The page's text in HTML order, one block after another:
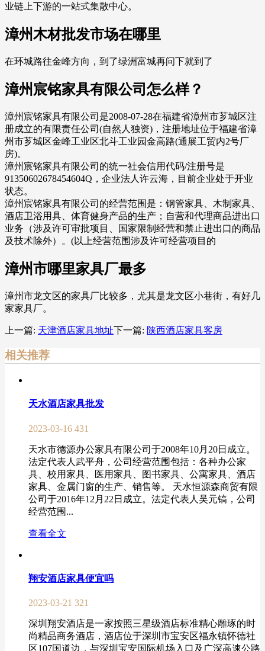
业链上下游的一站式集散中心。
漳州木材批发市场在哪里
在环城路往金峰方向，到了绿洲富城再问下就到了
漳州宸铭家具有限公司怎么样？
漳州宸铭家具有限公司是2008-07-28在福建省漳州市芗城区注
册成立的有限责任公司(自然人独资)，注册地址位于福建省漳
州市芗城区金峰工业区北斗工业园金高路(通展工贸内2号厂
房)。
漳州宸铭家具有限公司的统一社会信用代码/注册号是
91350602678454604Q，企业法人许云海，目前企业处于开业
状态。
漳州宸铭家具有限公司的经营范围是：钢管家具、木制家具、
酒店卫浴用具、体育健身产品的生产；自营和代理商品进出口
业务（涉及许可审批项目、国家限制经营和禁止进出口的商品
及技术除外）。(以上经营范围涉及许可经营项目的
漳州市哪里家具厂最多
漳州市龙文区的家具厂比较多，尤其是龙文区小巷街，有好几
家家具厂。
上一篇: 天津酒店家具地址下一篇: 陕西酒店家具客房
相关推荐
天水酒店家具批发
2023-03-16 431
天水市德源办公家具有限公司于2008年10月20日成立。
法定代表人武平舟，公司经营范围包括：各种办公家
具、校用家具、医用家具、图书家具、公寓家具、酒店
家具、金属门窗的生产、销售等。 天水恒源森商贸有限
公司于2016年12月22日成立。法定代表人吴元镐，公司
经营范围...
查看全文
翔安酒店家具便宜吗
2023-03-21 321
深圳翔安酒店是一家按照三星级酒店标准精心雕琢的时
尚精品商务酒店，酒店位于深圳市宝安区福永镇怀德社
区107国道边，与深圳宝安国际机场入口及广深高速公路